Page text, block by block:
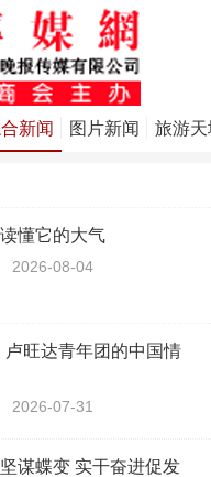
新闻 图片新闻 旅游天
懂它的大气
2026-08-04
卢旺达青年团的中国情
2026-07-31
谋蝶变 实干奋进促发